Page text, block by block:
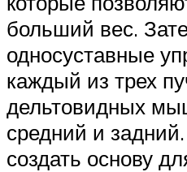
больший вес.
односуставные
каждый из трех
дельтовидных
средний и
создать основу